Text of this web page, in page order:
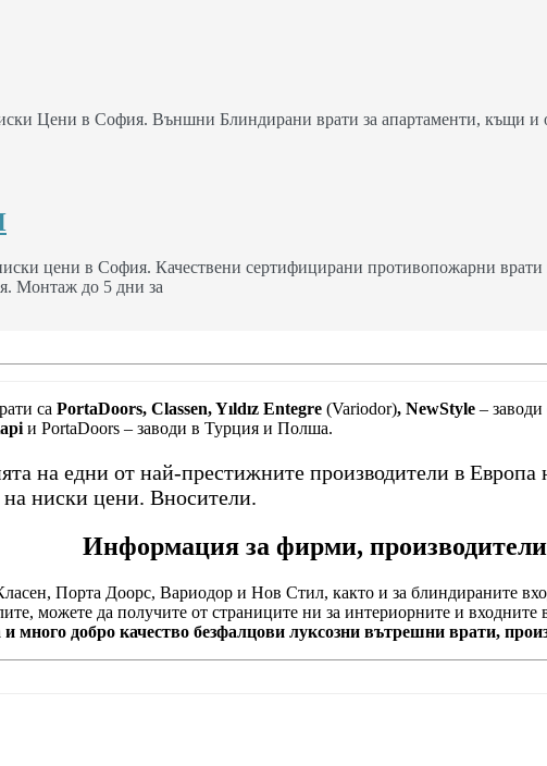
Цени в София. Външни Блиндирани врати за апартаменти, къщи и
цени в София. Качествени сертифицирани противопожарни
Монтаж до 5 дни за
са PortaDoors, Classen, Yıldız Entegre (Variodor), NewStyle –
и PortaDoors – заводи в Турция и Полша.
на едни от най-престижните производители в
на ниски цени. Вносители.
Информация за фирми, производители
Порта Доорс, Вариодор и Нов Стил, както и за блиндираните
можете да получите от страниците ни за интериорните и
много добро качество безфалцови луксозни вътрешни врати,